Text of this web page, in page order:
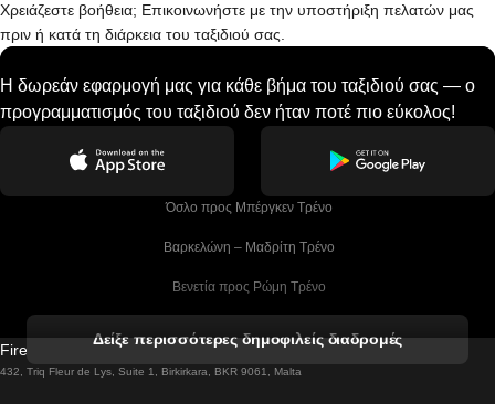
Χρειάζεστε βοήθεια; Επικοινωνήστε με την υποστήριξη πελατών μας
πριν ή κατά τη διάρκεια του ταξιδιού σας.
Η δωρεάν εφαρμογή μας για κάθε βήμα του ταξιδιού σας — ο
προγραμματισμός του ταξιδιού δεν ήταν ποτέ πιο εύκολος!
Όσλο προς Μπέργκεν Tρένο
Βαρκελώνη – Μαδρίτη Tρένο
Βενετία προς Ρώμη Τρένο
Βιέννη προς Σάλτσμπουργκ Τρένα
Δείξε περισσότερες δημοφιλείς διαδρομές
Firebird GT Limited (OC 1451)
432, Triq Fleur de Lys, Suite 1, Birkirkara, BKR 9061, Malta